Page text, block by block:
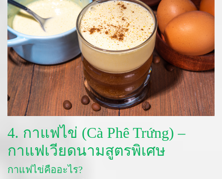
4. กาแฟไข่ (Cà Phê Trứng) –
กาแฟเวียดนามสูตรพิเศษ
กาแฟไข่คืออะไร?